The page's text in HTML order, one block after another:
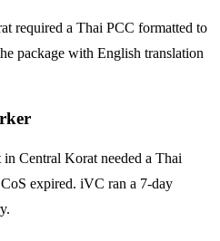
required a Thai PCC formatted to
package with English translation
Central Korat needed a Thai
expired. iVC ran a 7-day